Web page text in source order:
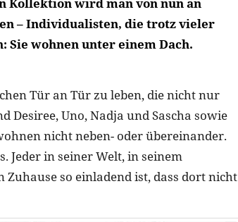
– Individualisten, die trotz vieler
Sie wohnen unter einem Dach.
Tür an Tür zu leben, die nicht nur
Desiree, Uno, Nadja und Sascha sowie
nicht neben- oder übereinander.
Jeder in seiner Welt, in seinem
so einladend ist, dass dort nicht